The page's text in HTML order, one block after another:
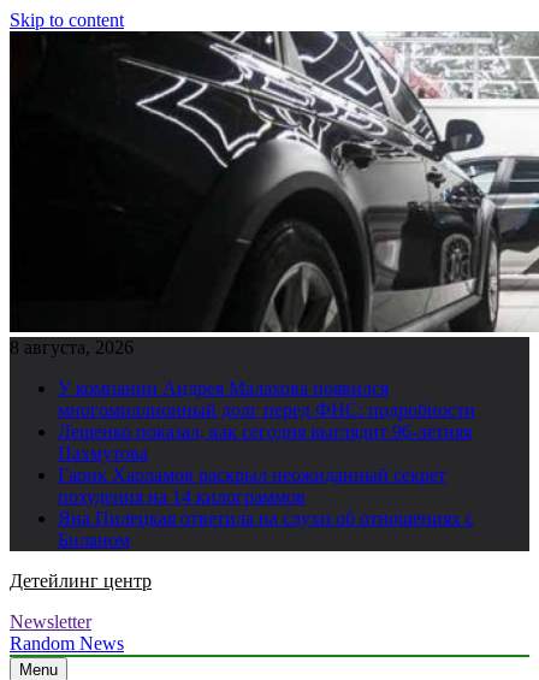
Skip to content
8 августа, 2026
У компании Андрея Малахова появился
многомиллионный долг перед ФНС: подробности
Лещенко показал, как сегодня выглядит 96-летняя
Пахмутова
Гарик Харламов раскрыл неожиданный секрет
похудения на 14 килограммов
Яна Пилецкая ответила на слухи об отношениях с
Биланом
Детейлинг центр
Newsletter
Random News
Menu